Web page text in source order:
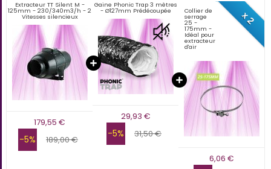
Extracteur TT Silent M -
125mm - 230/340m3/h - 2
Vitesses silencieux
179,55 €
-5% 189,00 €
Gaine Phonic Trap 3 mètres
- Ø127mm Prédécoupée
29,93 €
-5% 31,50 €
x 2
Collier de
serrage
25 -
175mm -
Idéal pour
extracteur
d'air
6,06 €